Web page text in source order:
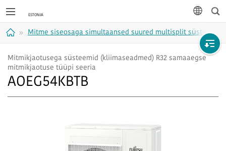
Otsi
Mitme siseosaga simultaansed suured multisplit süsteemid
Mitmikjaotusega süsteemid (kliimaseadmed) R32 samaaegse
mitmikjaotuse tüüpi seeria
AOEG54KBTB